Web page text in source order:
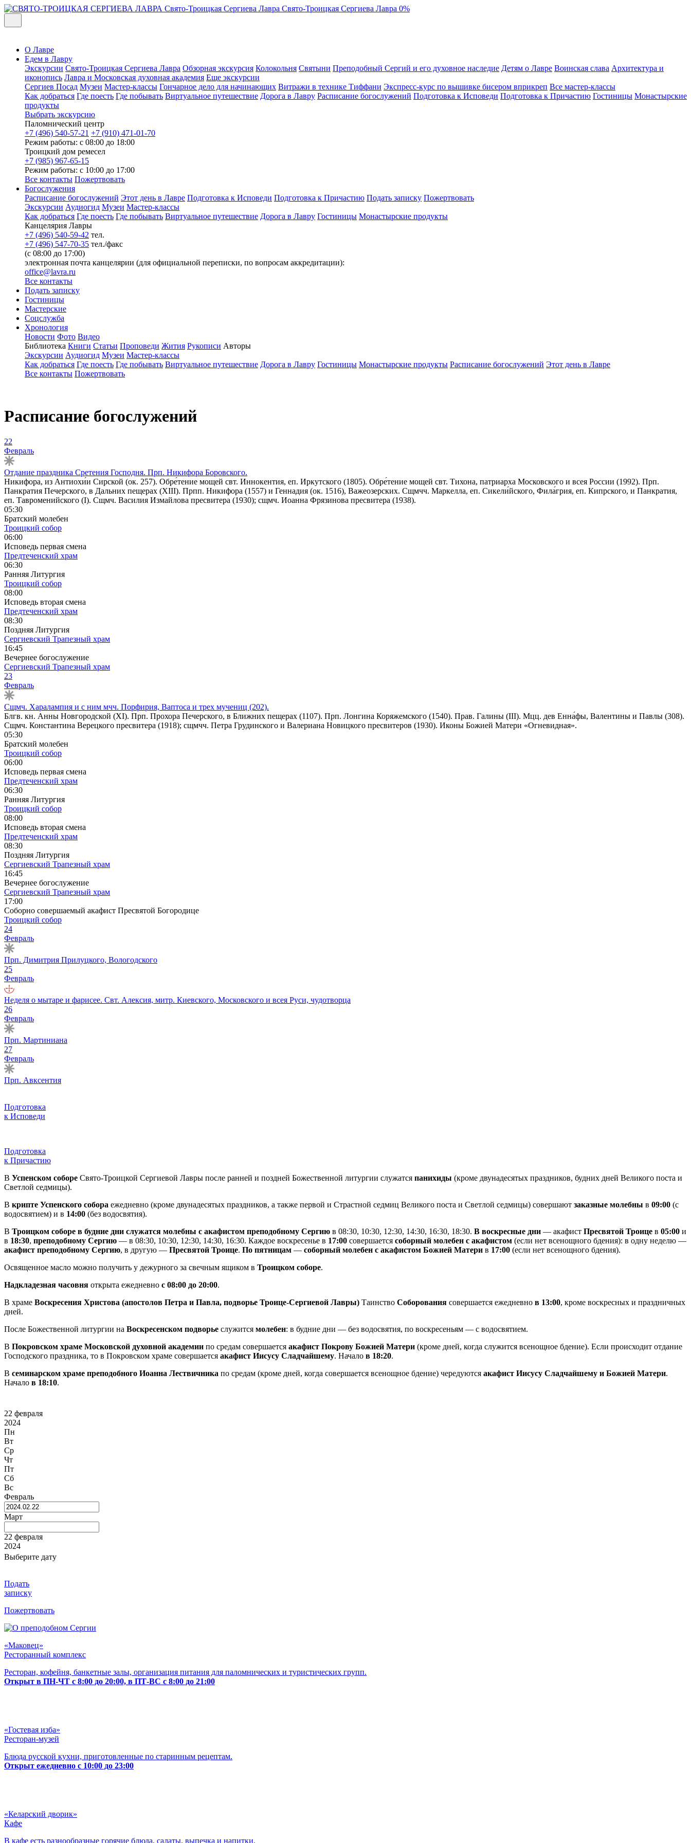
Свято-Троицкая Сергиева Лавра Свято-Троицкая Сергиева Лавра 0%
О Лавре
Едем в Лавру
Экскурсии Свято-Троицкая Сергиева Лавра Обзорная экскурсия Колокольня Святыни Преподобный Сергий и его духовное наследие Детям о Лавре Воинская слава Архитектура и
иконопись Лавра и Московская духовная академия Еще экскурсии
Сергиев Посад Музеи Мастер-классы Гончарное дело для начинающих Витражи в технике Тиффани Экспресс-курс по вышивке бисером вприкреп Все мастер-классы
Как добраться Где поесть Где побывать Виртуальное путешествие Дорога в Лавру Расписание богослужений Подготовка к Исповеди Подготовка к Причастию Гостиницы Монастырские
продукты
Выбрать экскурсию
Паломнический центр
+7 (496) 540-57-21 +7 (910) 471-01-70
Режим работы: с 08:00 до 18:00
Троицкий дом ремесел
+7 (985) 967-65-15
Режим работы: с 10:00 до 17:00
Все контакты Пожертвовать
Богослужения
Расписание богослужений Этот день в Лавре Подготовка к Исповеди Подготовка к Причастию Подать записку Пожертвовать
Экскурсии Аудиогид Музеи Мастер-классы
Как добраться Где поесть Где побывать Виртуальное путешествие Дорога в Лавру Гостиницы Монастырские продукты
Канцелярия Лавры
+7 (496) 540-59-42 тел.
+7 (496) 547-70-35 тел./факс
(с 08:00 до 17:00)
электронная почта канцелярии (для официальной переписки, по вопросам аккредитации):
office@lavra.ru
Все контакты
Подать записку
Гостиницы
Мастерские
Соцслужба
Хронология
Новости Фото Видео
Библиотека Книги Статьи Проповеди Жития Рукописи Авторы
Экскурсии Аудиогид Музеи Мастер-классы
Как добраться Где поесть Где побывать Виртуальное путешествие Дорога в Лавру Гостиницы Монастырские продукты Расписание богослужений Этот день в Лавре
Все контакты Пожертвовать
Расписание богослужений
22
Февраль
Отдание праздника Сретения Господня. Прп. Никифора Боровского.
Никифора, из Антиохи́и Сирской (ок. 257). Обре́тение мощей свт. Иннокентия, еп. Иркутского (1805). Обре́тение мощей свт. Тихона, патриарха Московского и всея России (1992). Прп.
Панкратия Печерского, в Дальних пещерах (XIII). Прпп. Никифора (1557) и Геннадия (ок. 1516), Важеозерских. Сщмчч. Маркелла, еп. Сикели́йского, Фила́грия, еп. Кипрского, и Панкратия,
еп. Тавроменийского (I). Сщмч. Василия Измайлова пресвитера (1930); сщмч. Иоанна Фрязинова пресвитера (1938).
05:30
Братский молебен
Троицкий собор
06:00
Исповедь первая смена
Предтеченский храм
06:30
Ранняя Литургия
Троицкий собор
08:00
Исповедь вторая смена
Предтеченский храм
08:30
Поздняя Литургия
Сергиевский Трапезный храм
16:45
Вечернее богослужение
Сергиевский Трапезный храм
23
Февраль
Сщмч. Харалампия и с ним мчч. Порфирия, Ваптоса и трех мучениц (202).
Блгв. кн. Анны Новгородской (XI). Прп. Прохора Печерского, в Ближних пещерах (1107). Прп. Лонгина Коряжемского (1540). Прав. Галины (III). Мцц. дев Енна́фы, Валентины и Павлы (308).
Сщмч. Константина Верецкого пресвитера (1918); сщмчч. Петра Грудинского и Валериана Новицкого пресвитеров (1930). Иконы Божией Матери «Огневидная».
05:30
Братский молебен
Троицкий собор
06:00
Исповедь первая смена
Предтеченский храм
06:30
Ранняя Литургия
Троицкий собор
08:00
Исповедь вторая смена
Предтеченский храм
08:30
Поздняя Литургия
Сергиевский Трапезный храм
16:45
Вечернее богослужение
Сергиевский Трапезный храм
17:00
Соборно совершаемый акафист Пресвятой Богородице
Троицкий собор
24
Февраль
Прп. Димитрия Прилуцкого, Вологодского
25
Февраль
Неделя о мытаре и фарисее. Свт. Алексия, митр. Киевского, Московского и всея Руси, чудотворца
26
Февраль
Прп. Мартиниана
27
Февраль
Прп. Авксентия
Подготовка
к Исповеди
Подготовка
к Причастию
В Успенском соборе Свято-Троицкой Сергиевой Лавры после ранней и поздней Божественной литургии служатся панихиды (кроме двунадесятых праздников, будних дней Великого поста и
Светлой седмицы).
В крипте Успенского собора ежедневно (кроме двунадесятых праздников, а также первой и Страстной седмиц Великого поста и Светлой седмицы) совершают заказные молебны в 09:00 (с
водосвятием) и в 14:00 (без водосвятия).
В Троицком соборе в будние дни служатся молебны с акафистом преподобному Сергию в 08:30, 10:30, 12:30, 14:30, 16:30, 18:30. В воскресные дни — акафист Пресвятой Троице в 05:00 и
в 18:30, преподобному Сергию — в 08:30, 10:30, 12:30, 14:30, 16:30. Каждое воскресенье в 17:00 совершается соборный молебен с акафистом (если нет всенощного бдения): в одну неделю —
акафист преподобному Сергию, в другую — Пресвятой Троице. По пятницам — соборный молебен с акафистом Божией Матери в 17:00 (если нет всенощного бдения).
Освященное масло можно получить у дежурного за свечным ящиком в Троицком соборе.
Надкладезная часовня открыта ежедневно с 08:00 до 20:00.
В храме Воскресения Христова (апостолов Петра и Павла, подворье Троице-Сергиевой Лавры) Таинство Соборования совершается ежедневно в 13:00, кроме воскресных и праздничных
дней.
После Божественной литургии на Воскресенском подворье служится молебен: в будние дни — без водосвятия, по воскресеньям — с водосвятием.
В Покровском храме Московской духовной академии по средам совершается акафист Покрову Божией Матери (кроме дней, когда служится всенощное бдение). Если происходит отдание
Господского праздника, то в Покровском храме совершается акафист Иисусу Сладчайшему. Начало в 18:20.
В семинарском храме преподобного Иоанна Лествичника по средам (кроме дней, когда совершается всенощное бдение) чередуются акафист Иисусу Сладчайшему и Божией Матери.
Начало в 18:10.
22 февраля
2024
Пн
Вт
Ср
Чт
Пт
Сб
Вс
Февраль
Март
22 февраля
2024
Выберите дату
Подать
записку
Пожертвовать
«Маковец»
Ресторанный комплекс
Ресторан, кофейня, банкетные залы, организация питания для паломнических и туристических групп.
Открыт в ПН-ЧТ с 8:00 до 20:00, в ПТ-ВС с 8:00 до 21:00
«Гостевая изба»
Ресторан-музей
Блюда русской кухни, приготовленные по старинным рецептам.
Открыт ежедневно с 10:00 до 23:00
«Келарский дворик»
Кафе
В кафе есть разнообразные горячие блюда, салаты, выпечка и напитки.